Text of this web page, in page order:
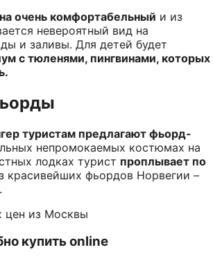
очень комфортабельный и из
невероятный вид на
и заливы. Для детей будет
с тюленями, пингвинами, которых
туристам предлагают фьорд-
непромокаемых костюмах на
лодках турист проплывает по
красивейших фьордов Норвегии –
.
цен из Москвы
купить online